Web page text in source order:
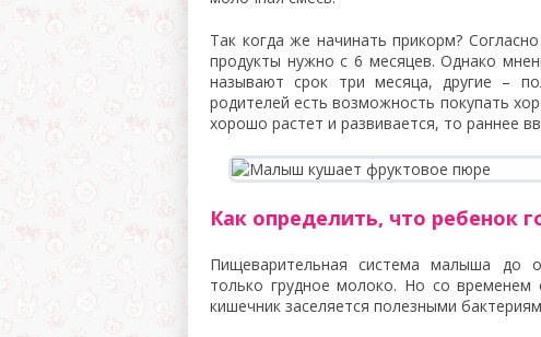
Так когда же начинать прикорм?
продукты нужно с 6 месяцев. Однако
называют срок три месяца, другие –
родителей есть возможность покупать
хорошо растет и развивается, то раннее
Как определить, что ребенок
Пищеварительная система малыша до
только грудное молоко. Но со временем
кишечник заселяется полезными